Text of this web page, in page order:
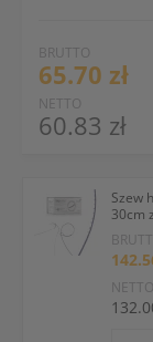
BRUTTO
65.70 zł
NETTO
60.83 zł
Szew
30cm
NETTO